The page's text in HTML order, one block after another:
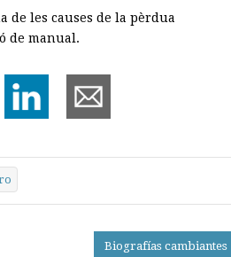
de les causes de la pèrdua
de manual.
Biografías